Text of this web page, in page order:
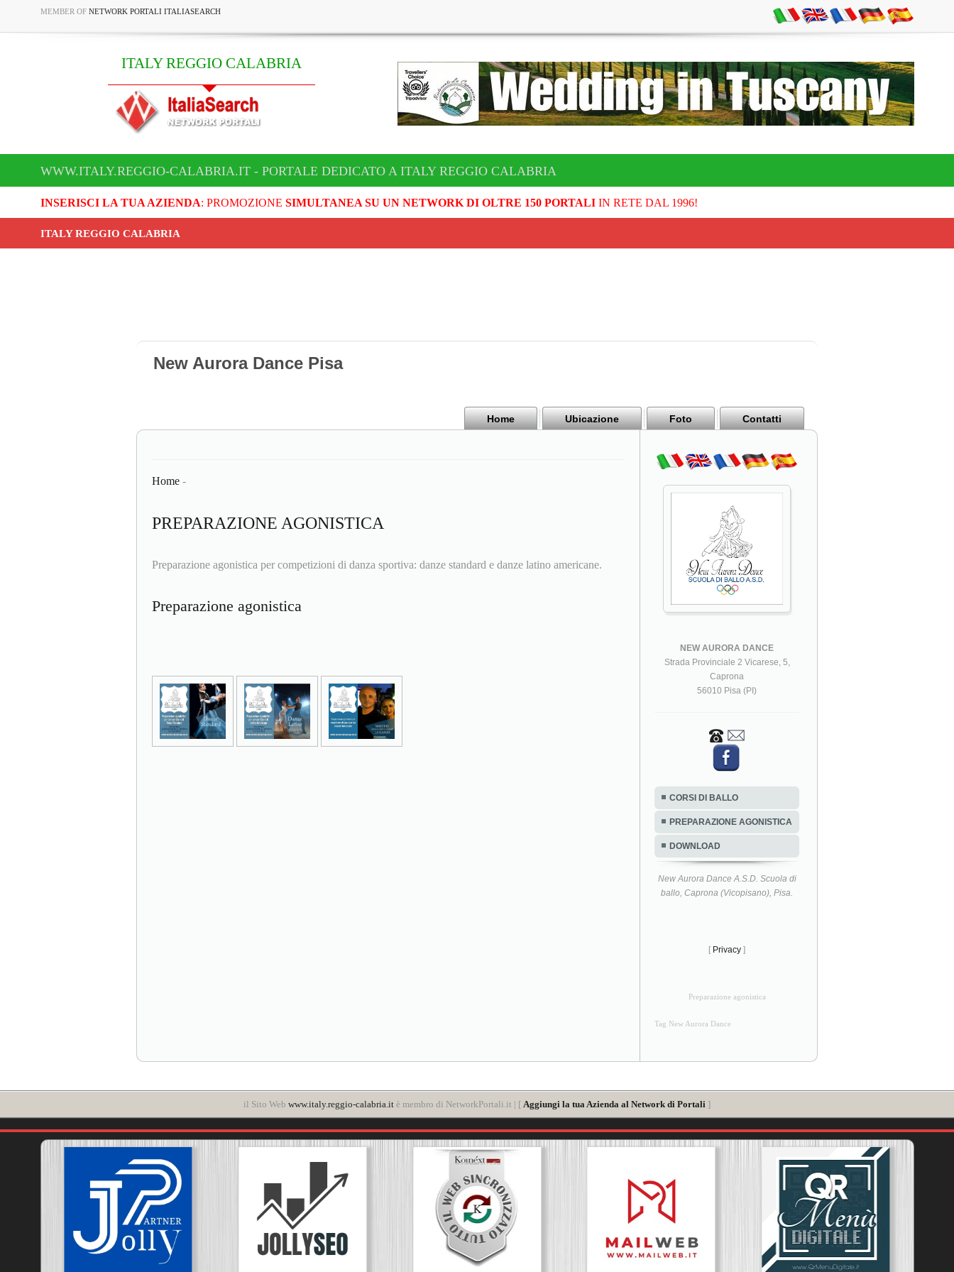
MEMBER OF NETWORK PORTALI ITALIASEARCH
ITALY REGGIO CALABRIA
WWW.ITALY.REGGIO-CALABRIA.IT - PORTALE DEDICATO A ITALY REGGIO CALABRIA
INSERISCI LA TUA AZIENDA: PROMOZIONE SIMULTANEA SU UN NETWORK DI OLTRE 150 PORTALIIN RETE DAL 1996!
ITALY REGGIO CALABRIA
New Aurora Dance Pisa
Home Ubicazione Foto Contatti
Home -
PREPARAZIONE AGONISTICA
Preparazione agonistica per competizioni di danza sportiva: danze standard e danze latino americane.
Preparazione agonistica
NEW AURORA DANCE
Strada Provinciale 2 Vicarese, 5,
Caprona
56010 Pisa (PI)
CORSI DI BALLO
PREPARAZIONE AGONISTICA
DOWNLOAD
New Aurora Dance A.S.D. Scuola di
ballo, Caprona (Vicopisano), Pisa.
[ Privacy ]
Preparazione agonistica
Tag New Aurora Dance
il Sito Web www.italy.reggio-calabria.it è membro di NetworkPortali.it | [ Aggiungi la tua Azienda al Network di Portali ]